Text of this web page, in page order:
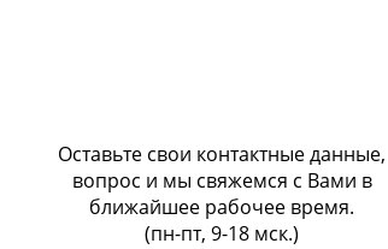
Оставьте свои контактные данные,
вопрос и мы свяжемся с Вами в
ближайшее рабочее время.
(пн-пт, 9-18 мск.)